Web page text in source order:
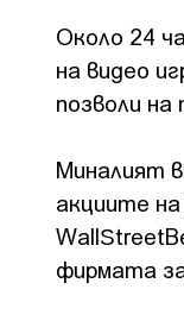
Около 24
на видео
позволи
Миналият
акциите
фирмата